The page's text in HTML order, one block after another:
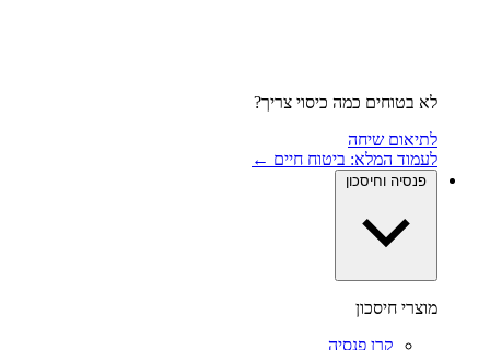
לא בטוחים כמה כיסוי צריך?
לתיאום שיחה
לעמוד המלא: ביטוח חיים ←
פנסיה וחיסכון
מוצרי חיסכון
קרן פנסיה